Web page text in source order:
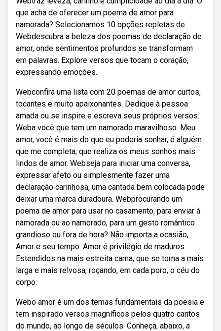
que acha de oferecer um poema de amor para
namorada? Selecionamos 10 opções repletas de.
Webdescubra a beleza dos poemas de declaração de
amor, onde sentimentos profundos se transformam
em palavras. Explore versos que tocam o coração,
expressando emoções.
Webconfira uma lista com 20 poemas de amor curtos,
tocantes e muito apaixonantes. Dedique à pessoa
amada ou se inspire e escreva seus próprios versos.
Weba você que tem um namorado maravilhoso. Meu
amor, você é mais do que eu poderia sonhar, é alguém
que me completa, que realiza os meus sonhos mais
lindos de amor. Webseja para iniciar uma conversa,
expressar afeto ou simplesmente fazer uma
declaração carinhosa, uma cantada bem colocada pode
deixar uma marca duradoura. Webprocurando um
poema de amor para usar no casamento, para enviar à
namorada ou ao namorado, para um gesto romântico
grandioso ou fora de hora? Não importa a ocasião,.
Amor e seu tempo. Amor é privilégio de maduros.
Estendidos na mais estreita cama, que se torna a mais
larga e mais relvosa, roçando, em cada poro, o céu do
corpo.
Webo amor é um dos temas fundamentais da poesia e
tem inspirado versos magníficos pelos quatro cantos
do mundo, ao longo de séculos. Conheça, abaixo, a